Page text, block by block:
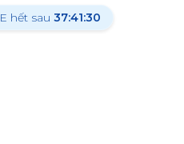
hết sau 37:41:28